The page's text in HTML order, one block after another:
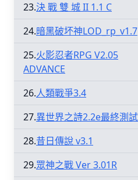
23.決 戰 雙 城 II 1.1 C
24.暗黑破坏神LOD_rp_v1.7
25.火影忍者RPG V2.05
ADVANCE
26.人類戰爭3.4
27.異世界之詩2.2e最終測
28.昔日傳說 v3.1
29.眾神之戰 Ver 3.01R